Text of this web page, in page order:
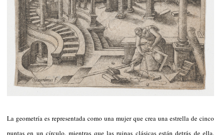
La geometría es representada como una mujer que crea una estrella de cinco